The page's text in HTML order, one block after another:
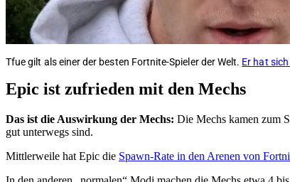
Tfue gilt als einer der besten Fortnite-Spieler der Welt. Er hat
Epic ist zufrieden mit den Mechs
Das ist die Auswirkung der Mechs: Die Mechs kamen zum
gut unterwegs sind.
Mittlerweile hat Epic die Spawn-Rate in den Arenen von